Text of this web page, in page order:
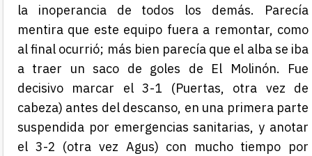
la inoperancia de todos los demás. Parecía
mentira que este equipo fuera a remontar, como
al final ocurrió; más bien parecía que el alba se iba
a traer un saco de goles de El Molinón. Fue
decisivo marcar el 3-1 (Puertas, otra vez de
cabeza) antes del descanso, en una primera parte
suspendida por emergencias sanitarias, y anotar
el 3-2 (otra vez Agus) con mucho tiempo por